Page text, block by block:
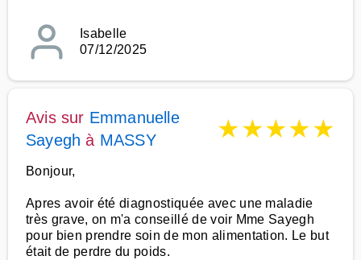
Isabelle
07/12/2025
Avis sur Emmanuelle
Sayegh à MASSY ★★★★★
Bonjour,
Apres avoir été diagnostiquée avec une maladie
très grave, on m'a conseillé de voir Mme Sayegh
pour bien prendre soin de mon alimentation. Le but
était de perdre du poids.